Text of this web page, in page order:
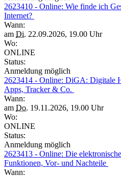
2623410 - Online: Wie finde ich
Internet?
Wann:
am Di. 22.09.2026, 19.00 Uhr
Wo:
ONLINE
Status:
Anmeldung möglich
2623414 - Online: DiGA: Digitale
Apps, Tracker & Co.
Wann:
am Do. 19.11.2026, 19.00 Uhr
Wo:
ONLINE
Status:
Anmeldung möglich
2623413 - Online: Die
Funktionen, Vor- und Nachteile
Wann: